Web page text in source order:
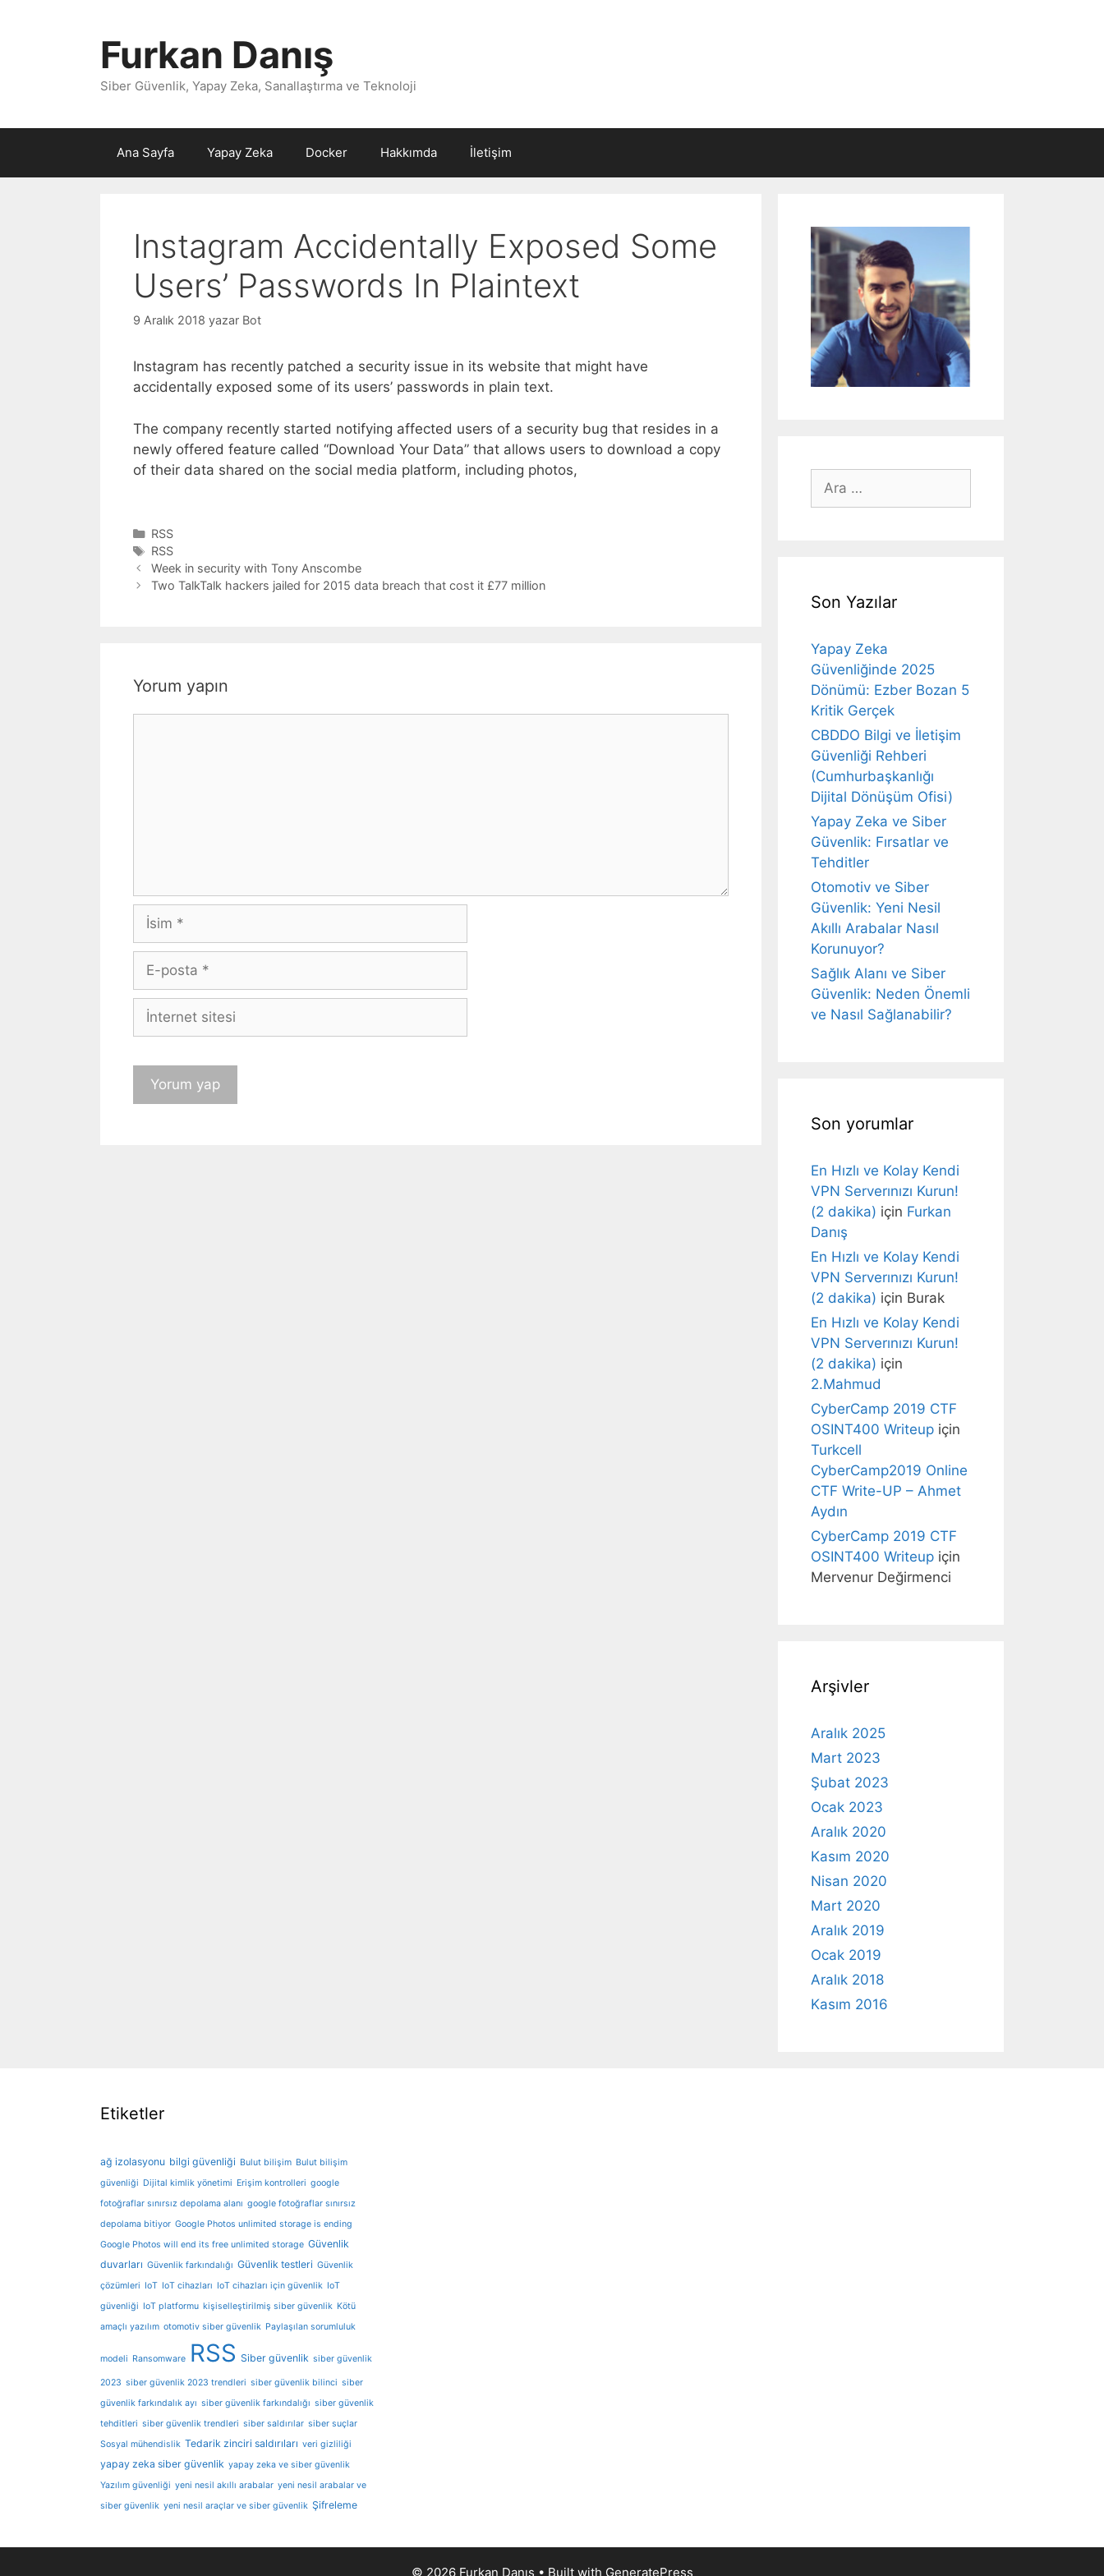
Furkan Danış
Siber Güvenlik, Yapay Zeka, Sanallaştırma ve Teknoloji
Ana Sayfa Yapay Zeka Docker Hakkımda İletişim
Instagram Accidentally Exposed Some
Users’ Passwords In Plaintext
9 Aralık 2018 yazar Bot
Instagram has recently patched a security issue in its website that might have
accidentally exposed some of its users’ passwords in plain text.
The company recently started notifying affected users of a security bug that resides in a
newly offered feature called “Download Your Data” that allows users to download a copy
of their data shared on the social media platform, including photos,
Kategoriler
RSS
Etiketler
RSS
Week in security with Tony Anscombe
Two TalkTalk hackers jailed for 2015 data breach that cost it £77 million
Yorum yapın
İsim
posta
İnternet
için
Son Yazılar
Yapay Zeka
Güvenliğinde 2025
Dönümü: Ezber Bozan 5
Kritik Gerçek
CBDDO Bilgi ve İletişim
Güvenliği Rehberi
(Cumhurbaşkanlığı
Dijital Dönüşüm Ofisi)
Yapay Zeka ve Siber
Güvenlik: Fırsatlar ve
Tehditler
Otomotiv ve Siber
Güvenlik: Yeni Nesil
Akıllı Arabalar Nasıl
Korunuyor?
Sağlık Alanı ve Siber
Güvenlik: Neden Önemli
ve Nasıl Sağlanabilir?
Son yorumlar
En Hızlı ve Kolay Kendi
VPN Serverınızı Kurun!
(2 dakika) için Furkan
Danış
En Hızlı ve Kolay Kendi
VPN Serverınızı Kurun!
(2 dakika) için Burak
En Hızlı ve Kolay Kendi
VPN Serverınızı Kurun!
(2 dakika) için
2.Mahmud
CyberCamp 2019 CTF
OSINT400 Writeup için
Turkcell
CyberCamp2019 Online
CTF Write-UP – Ahmet
Aydın
CyberCamp 2019 CTF
OSINT400 Writeup için
Mervenur Değirmenci
Arşivler
Aralık 2025
Mart 2023
Şubat 2023
Ocak 2023
Aralık 2020
Kasım 2020
Nisan 2020
Mart 2020
Aralık 2019
Ocak 2019
Aralık 2018
Kasım 2016
Etiketler
ağ izolasyonu bilgi güvenliği Bulut bilişim Bulut bilişim
güvenliği Dijital kimlik yönetimi Erişim kontrolleri google
fotoğraflar sınırsız depolama alanı google fotoğraflar sınırsız
depolama bitiyor Google Photos unlimited storage is ending
Google Photos will end its free unlimited storage Güvenlik
duvarları Güvenlik farkındalığı Güvenlik testleri Güvenlik
çözümleri IoT IoT cihazları IoT cihazları için güvenlik IoT
güvenliği IoT platformu kişiselleştirilmiş siber güvenlik Kötü
amaçlı yazılım otomotiv siber güvenlik Paylaşılan sorumluluk
modeli Ransomware RSS Siber güvenlik siber güvenlik
2023 siber güvenlik 2023 trendleri siber güvenlik bilinci siber
güvenlik farkındalık ayı siber güvenlik farkındalığı siber güvenlik
tehditleri siber güvenlik trendleri siber saldırılar siber suçlar
Sosyal mühendislik Tedarik zinciri saldırıları veri gizliliği
yapay zeka siber güvenlik yapay zeka ve siber güvenlik
Yazılım güvenliği yeni nesil akıllı arabalar yeni nesil arabalar ve
siber güvenlik yeni nesil araçlar ve siber güvenlik Şifreleme
© 2026 Furkan Danış • Built with GeneratePress